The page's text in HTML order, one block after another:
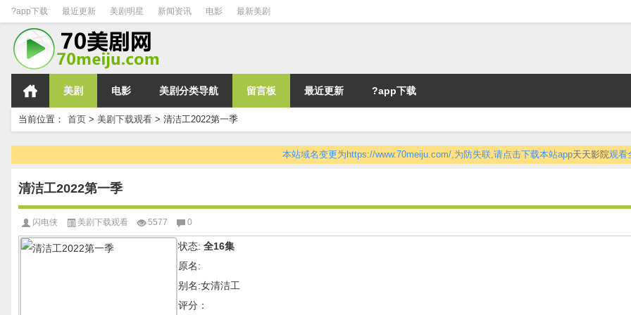
?app下载 最近更新 美剧明星 新闻资讯 电影 最新美剧
美剧 电影 美剧分类导航 留言板 最近更新 ?app下载
当前位置： 首页 > 美剧下载观看 > 清洁工2022第一季
本站域名变更为https://www.70meiju.com/,为防失联,请点击下载本站app天天影院观看
清洁工2022第一季
闪电侠 美剧下载观看 5577 0
状态: 全16集
原名:
别名:女清洁工
评分：